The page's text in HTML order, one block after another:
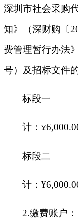
深圳市社会采购
知》（深财购〔
费管理暂行办法
号）及招标文件
标段一
计： ¥6,000.
标段二
计： ¥6,000.
2.缴费账户：